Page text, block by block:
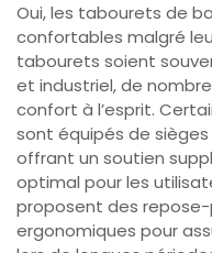
Oui, les tabourets de
confortables malgré
tabourets soient
et industriel, de
confort à l’esprit.
sont équipés de
offrant un soutien
optimal pour les
proposent des
ergonomiques pour